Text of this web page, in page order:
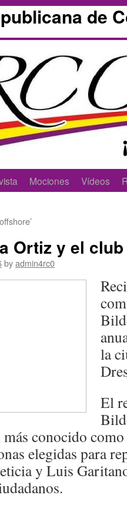
de
Mociones Vídeos
Ortiz y el
byadmin4rc0
la
El
conocido
elegidas para
y Luis